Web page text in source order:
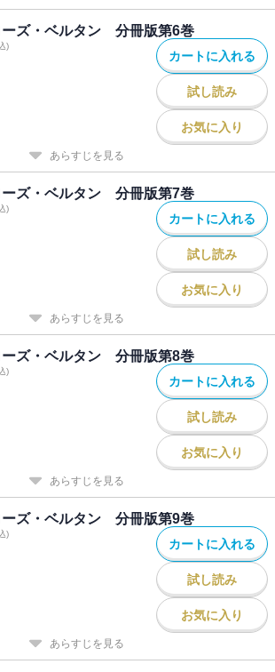
ーズ・ベルタン 分冊版第6巻
)
カートに入れる
試し読み
お気に入り
あらすじを見る
ーズ・ベルタン 分冊版第7巻
)
カートに入れる
試し読み
お気に入り
あらすじを見る
ーズ・ベルタン 分冊版第8巻
)
カートに入れる
試し読み
お気に入り
あらすじを見る
ーズ・ベルタン 分冊版第9巻
)
カートに入れる
試し読み
お気に入り
あらすじを見る